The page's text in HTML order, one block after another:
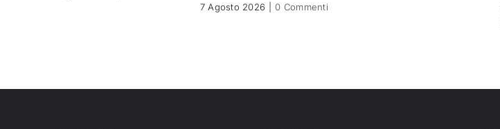
7 Agosto 2026 0 Commenti